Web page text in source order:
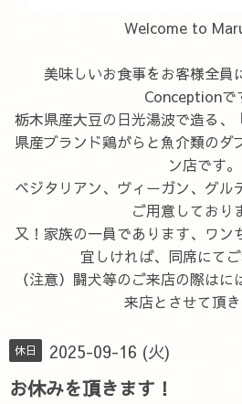
Welcome to
美味しいお食事をお客様全員
Conceptionで
栃木県産大豆の日光湯波で造る、
県産ブランド鶏がらと魚介類のダ
ン店です。
ベジタリアン、ヴィーガン、グル
ご用意しており
又！家族の一員であります、ワン
宜しければ、同席にて
（注意）闘犬等のご来店の際は
来店とさせて頂き
休日 2025-09-16 (火)
お休みを頂きます！